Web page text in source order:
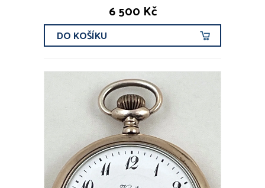
6 500 Kč
DO KOŠÍKU